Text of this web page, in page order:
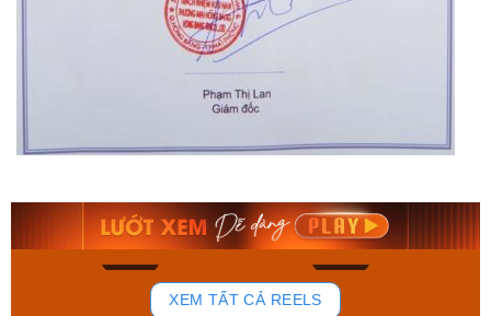
178
Orient Nam RA-
Mua ngay
Casio Nam MTS-
Mua ngay
XEM TẤT CẢ REELS